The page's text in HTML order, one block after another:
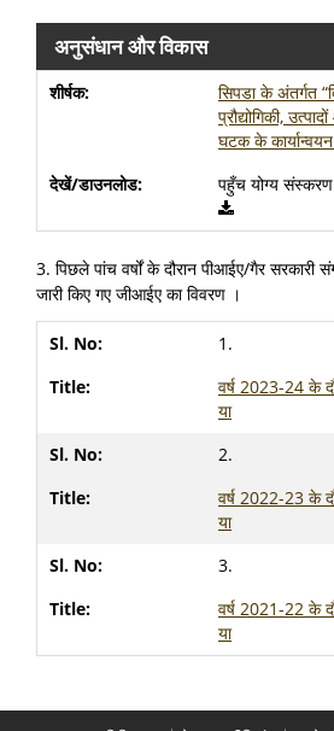
अनुसंधान और विकास
सिपडा के अंतर्गत
प्रौद्योगिकी,
घटक के
पहुँच योग्य
3. पिछले पांच वर्षों के दौरान पीआईए/गैर सरकारी
जारी किए गए जीआईए का विवरण ।
1.
वर्ष 2023-24 के
या
2.
वर्ष 2022-23 के
या
3.
वर्ष 2021-22 के
या